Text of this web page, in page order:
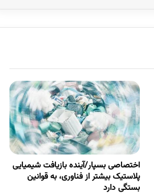
اختصاصی بسپار/آینده بازیافت شیمیایی
پلاستیک بیشتر از فناوری، به قوانین
بستگی دارد